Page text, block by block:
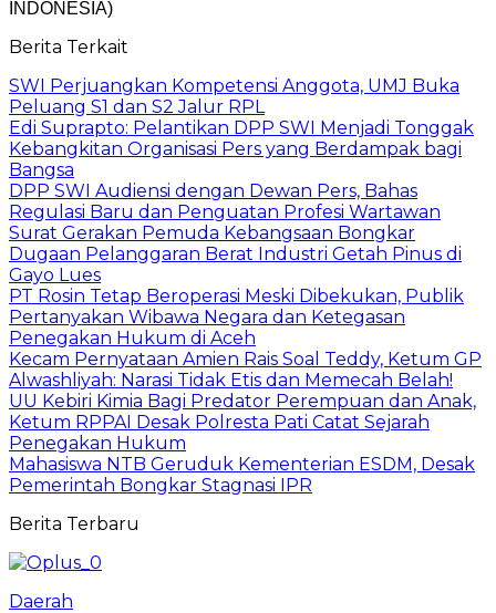
INDONESIA)
Berita Terkait
SWI Perjuangkan Kompetensi Anggota, UMJ Buka
Peluang S1 dan S2 Jalur RPL
Edi Suprapto: Pelantikan DPP SWI Menjadi Tonggak
Kebangkitan Organisasi Pers yang Berdampak bagi
Bangsa
DPP SWI Audiensi dengan Dewan Pers, Bahas
Regulasi Baru dan Penguatan Profesi Wartawan
Surat Gerakan Pemuda Kebangsaan Bongkar
Dugaan Pelanggaran Berat Industri Getah Pinus di
Gayo Lues
PT Rosin Tetap Beroperasi Meski Dibekukan, Publik
Pertanyakan Wibawa Negara dan Ketegasan
Penegakan Hukum di Aceh
Kecam Pernyataan Amien Rais Soal Teddy, Ketum GP
Alwashliyah: Narasi Tidak Etis dan Memecah Belah!
UU Kebiri Kimia Bagi Predator Perempuan dan Anak,
Ketum RPPAI Desak Polresta Pati Catat Sejarah
Penegakan Hukum
Mahasiswa NTB Geruduk Kementerian ESDM, Desak
Pemerintah Bongkar Stagnasi IPR
Berita Terbaru
Daerah